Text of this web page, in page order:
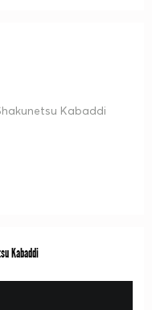
Kabaddi
Kabaddi